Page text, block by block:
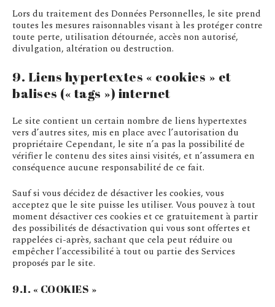
Lors du traitement des Données Personnelles, le site prend
toutes les mesures raisonnables visant à les protéger contre
toute perte, utilisation détournée, accès non autorisé,
divulgation, altération ou destruction.
9. Liens hypertextes « cookies » et
balises (« tags ») internet
Le site contient un certain nombre de liens hypertextes
vers d’autres sites, mis en place avec l’autorisation du
propriétaire Cependant, le site n’a pas la possibilité de
vérifier le contenu des sites ainsi visités, et n’assumera en
conséquence aucune responsabilité de ce fait.
Sauf si vous décidez de désactiver les cookies, vous
acceptez que le site puisse les utiliser. Vous pouvez à tout
moment désactiver ces cookies et ce gratuitement à partir
des possibilités de désactivation qui vous sont offertes et
rappelées ci-après, sachant que cela peut réduire ou
empêcher l’accessibilité à tout ou partie des Services
proposés par le site.
9.1. « COOKIES »